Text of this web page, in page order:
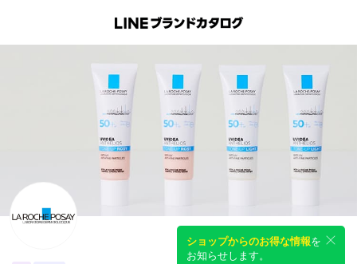
ショップからのお得な情報を
お知らせします。